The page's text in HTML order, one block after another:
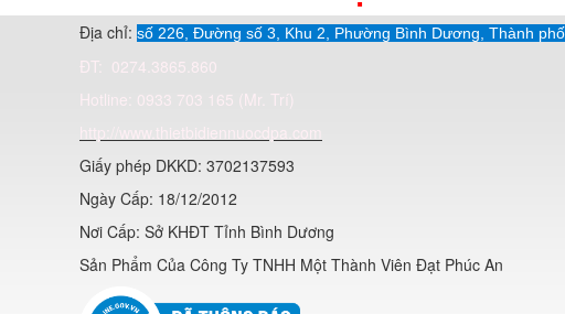
Địa chỉ: số 226, Đường số 3, Khu 2, Phường Bình Dương, Thành
ĐT: 0274.3865.860
Hotline: 0933 703 165 (Mr. Trí)
http://www.thietbidiennuocdpa.com
Giấy phép DKKD: 3702137593
Ngày Cấp: 18/12/2012
Nơi Cấp: Sở KHĐT Tỉnh Bình Dương
Sản Phẩm Của Công Ty TNHH Một Thành Viên Đạt Phúc An